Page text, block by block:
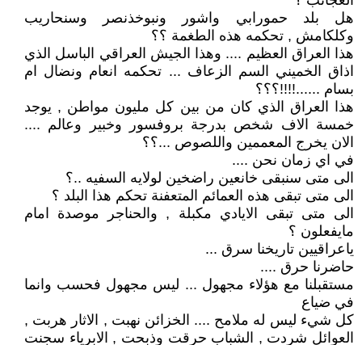
هل بلد حمورابي واشور ونبوخذنصر وسنحاريب
وكلكامش , تحكمه هذه الطغمة ؟؟
هذا العراق العظيم .... وهذا الجيش العراقي الباسل الذي
اذاق الخميني السم الزعاف ... تحكمه انعام ونضال ام
بسام ......!!!!؟؟؟
هذا العراق الذي كان من بين كل مليون مواطن , يوجد
خمسة الاف شخص بدرجة بروفسور وخبير وعالم ....
الان يخرج المعممين واللصوص ...؟؟
في اي زمان نحن ....
الى متى سنبقى خانعين راضخين لولايه السفيه ..؟
الى متى تبقى هذه العمائم المتعفنة تحكم هذا البلد ؟
الى متى تبقى الايادي مكبلة , والحناجر موصدة امام
مايفعلون ؟
ياعراقيين تاريخنا سرق ...
حاضرنا حرق ....
مستقبلنا مع هؤلاء مجهول ... ليس مجهول فحسب وانما
في ضياع
كل شيء ليس له ملامح .... الخزائن نهبت , الاثار هربت ,
العوائل شردت , الشباب حرقت وذبحت , الابرياء سجنت